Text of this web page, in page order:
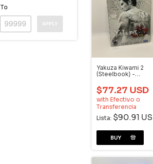
To
APPLY
Yakuza Kiwami 2
(Steelbook) -
$77.27 USD
with Efectivo o
Transferencia
Lista: $90.91